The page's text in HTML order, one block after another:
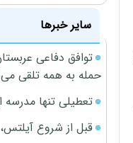
سایر خبرها
توافق دفاعی
حمله به همه تلقی
تعطیلی تنها مدرسه
قبل از شروع